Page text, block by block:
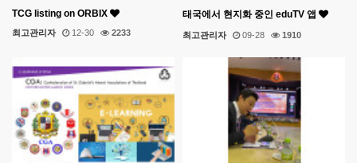
TCG listing on ORBIX
최고관리자 12-30 2233
태국에서 현지화 중인 eduTV 앱
최고관리자 09-28 1910